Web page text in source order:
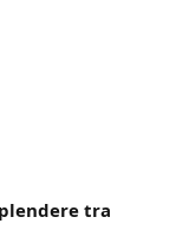
tra